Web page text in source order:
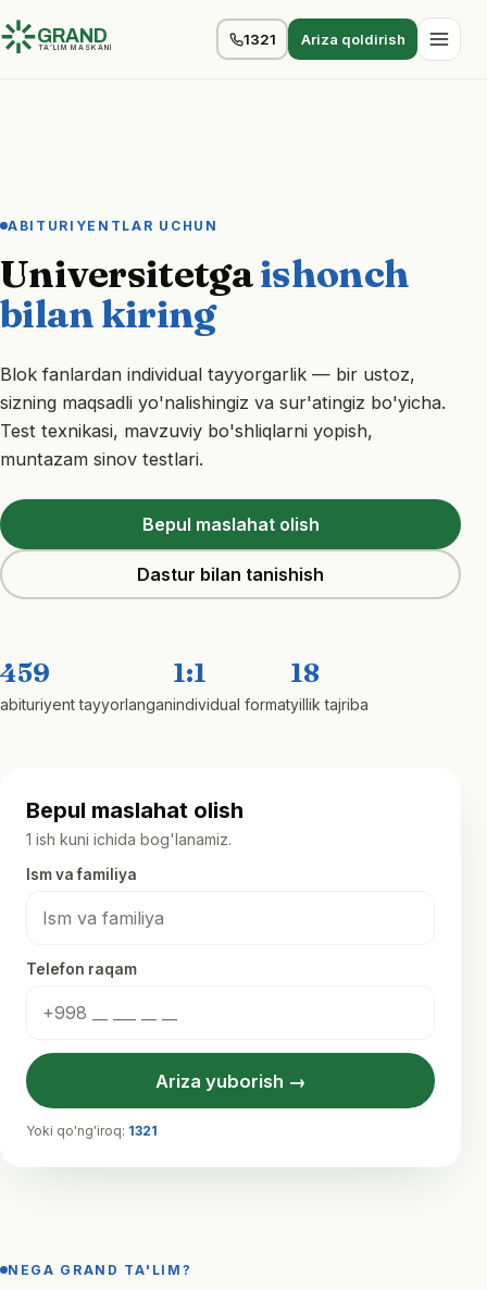
GRAND
TA’LIM MASKANI 1321 Ariza qoldirish
ABITURIYENTLAR UCHUN
Universitetgaishonch
bilan kiring
Blok fanlardan individual tayyorgarlik — bir ustoz,
sizning maqsadli yo'nalishingiz va sur'atingiz bo'yicha.
Test texnikasi, mavzuviy bo'shliqlarni yopish,
muntazam sinov testlari.
Bepul maslahat olish
Dastur bilan tanishish
459
abituriyent tayyorlangan
1:1
individual format
18
yillik tajriba
Bepul maslahat olish
1 ish kuni ichida bog'lanamiz.
Ism va familiya
Telefon raqam
Ariza yuborish →
Yoki qo'ng'iroq: 1321
NEGA GRAND TA'LIM?